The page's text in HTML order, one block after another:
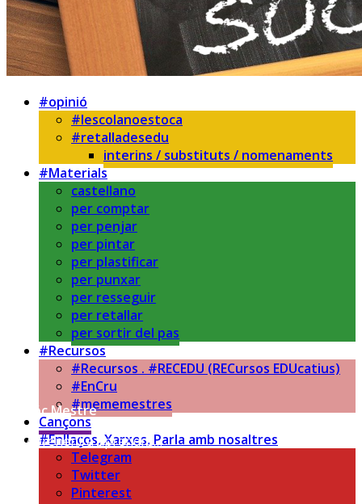
Sóc.Mestre
Aprenent a aprendre…
#opinió
#lescolanoestoca
#retalladesedu
interins / substituts / nomenaments
#Materials
castellano
per comptar
per penjar
per pintar
per plastificar
per punxar
per resseguir
per retallar
per sortir del pas
#Recursos
#Recursos . #RECEDU (RECursos EDUcatius)
#EnCru
#mememestres
Cançons
#Enllaços, Xarxes, Parla amb nosaltres
Telegram
Twitter
Pinterest